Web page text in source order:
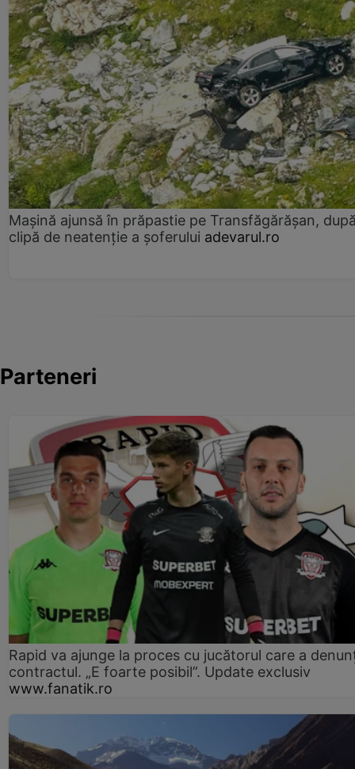
Mașină ajunsă în prăpastie pe Transfăgărășan,
clipă de neatenție a șoferului adevarul.ro
Parteneri
Rapid va ajunge la proces cu jucătorul care a
contractul. „E foarte posibil”. Update exclusiv
www.fanatik.ro